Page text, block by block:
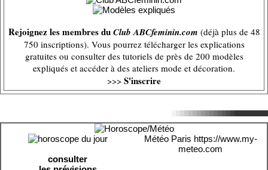
Rejoignez les membres duClub ABCfeminin.com (déjà plus de 48
750 inscriptions). Vous pourrez télécharger les explications
gratuites ou consulter des tutoriels de près de 200 modèles
expliqués et accéder à des ateliers mode et décoration.
>>> S'inscrire
consulter
Météo Paris https://www.my-
meteo.com